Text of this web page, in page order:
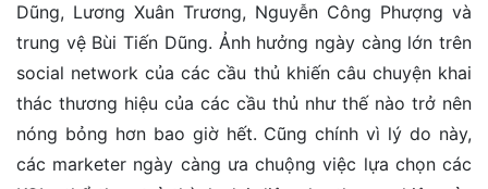
Dũng, Lương Xuân Trương, Nguyễn Công Phượng và
trung vệ Bùi Tiến Dũng. Ảnh hưởng ngày càng lớn trên
social network của các cầu thủ khiến câu chuyện khai
thác thương hiệu của các cầu thủ như thế nào trở nên
nóng bỏng hơn bao giờ hết. Cũng chính vì lý do này,
các marketer ngày càng ưa chuộng việc lựa chọn các